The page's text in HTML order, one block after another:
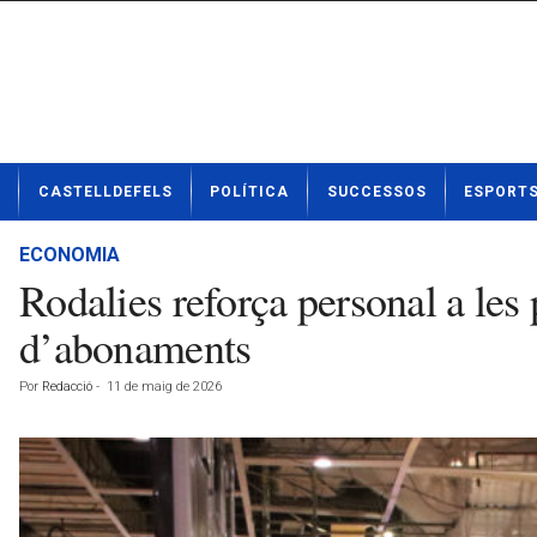
t
CASTELLDEFELS POLÍTICA SUCCESSOS ESPORTS
ECONOMIA
Rodalies reforça personal a
d’abonaments
Por Redacció - 11 de maig de 2026